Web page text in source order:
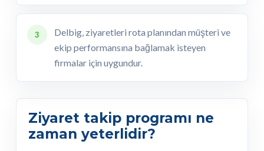
3
Delbig, ziyaretleri rota planından müşteri ve
ekip performansına bağlamak isteyen
firmalar için uygundur.
Ziyaret takip programı ne
zaman yeterlidir?